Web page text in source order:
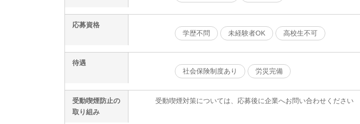
応募資格
学歴不問
未経験者OK 高校生不可
待遇
社会保険制度あり
労災完備
受動喫煙防止の
取り組み
受動喫煙対策については、応募後に企業へお問い合わせください